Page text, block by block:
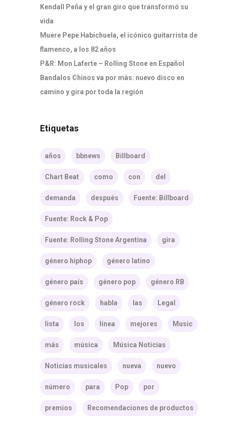
Kendall Peña y el gran giro que transformó su
vida
Muere Pepe Habichuela, el icónico guitarrista de
flamenco, a los 82 años
P&R: Mon Laferte – Rolling Stone en Español
Bandalos Chinos va por más: nuevo disco en
camino y gira por toda la región
Etiquetas
años bbnews Billboard
Chart Beat como con del
demanda después Fuente: Billboard
Fuente: Rock & Pop
Fuente: Rolling Stone Argentina gira
género hiphop género latino
género país género pop género RB
género rock habla las Legal
lista los línea mejores Music
más música Música Noticias
Noticias musicales nueva nuevo
número para Pop por
premios Recomendaciones de productos